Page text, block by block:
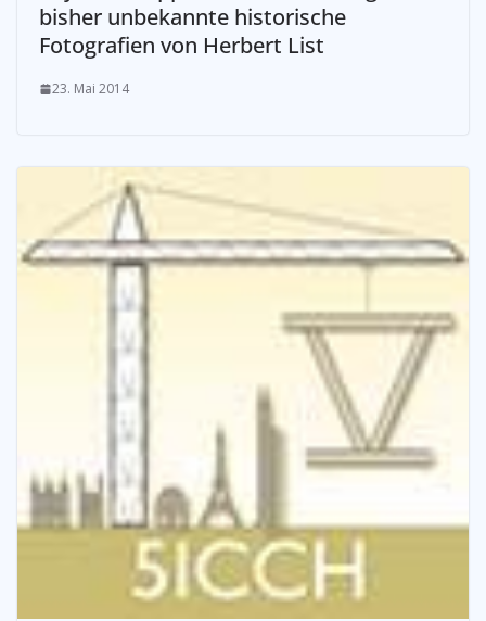
bisher unbekannte historische
Fotografien von Herbert List
23. Mai 2014